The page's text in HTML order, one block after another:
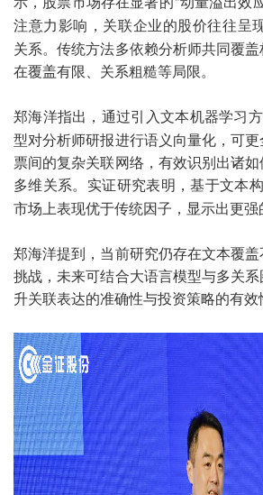
“
注意力影响，关联企业的股价往往呈
关系。传统方法多依赖分析师共同覆
在覆盖有限、关系粗糙等局限。
郑海洋指出，通过引入文本机器学习
型对分析师研报进行语义向量化，可
票间的复杂关联网络，有效识别出诸
多维关系。实证研究表明，基于文本
市场上表现优于传统因子，显示出更强
郑海洋提到，当前研究仍存在文本覆
挑战，未来可结合大语言模型与多关
升关联表达的准确性与投资策略的有效